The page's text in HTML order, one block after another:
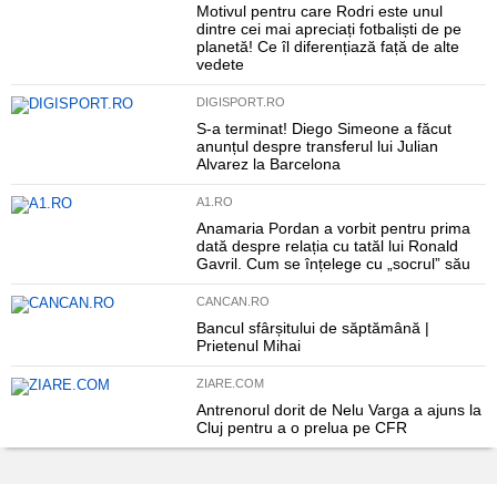
Motivul pentru care Rodri este unul
dintre cei mai apreciați fotbaliști de pe
planetă! Ce îl diferențiază față de alte
vedete
DIGISPORT.RO
S-a terminat! Diego Simeone a făcut
anunțul despre transferul lui Julian
Alvarez la Barcelona
A1.RO
Anamaria Pordan a vorbit pentru prima
dată despre relația cu tatăl lui Ronald
Gavril. Cum se înțelege cu „socrul” său
CANCAN.RO
Bancul sfârșitului de săptămână |
Prietenul Mihai
ZIARE.COM
Antrenorul dorit de Nelu Varga a ajuns la
Cluj pentru a o prelua pe CFR